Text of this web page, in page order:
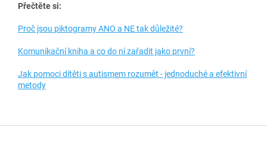
Přečtěte si:
Proč jsou piktogramy ANO a NE tak důležité?
Komunikační kniha a co do ní zařadit jako první?
Jak pomoci dítěti s autismem rozumět - jednoduché a efektivní
metody
Z